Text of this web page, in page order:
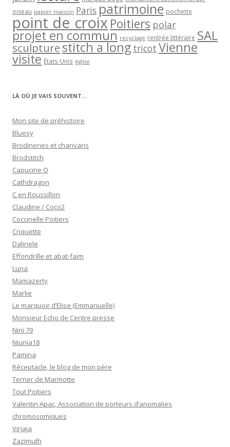
oiseau papier maison Paris patrimoine pochette
point de croixPoitiers polar
projet en commun recyclage rentrée littéraire SAL
sculpturestitch a long tricot Vienne
visite États-Unis église
LÀ OÙ JE VAIS SOUVENT…
Mon site de préhistoire
Bluesy
Brodineries et charivaris
Brodstitch
Capucine O
Cathdragon
C en Roussillon
Claudine / Coco2
Coccinelle Poitiers
Criquette
Dalinele
Effondrille et abat-faim
Luna
Mamazerty
Marlie
Le marquoir d’Elise (Emmanuelle)
Monsieur Echo de Centre presse
Nini 79
Niunia18
Pamina
Réceptacle, le blog de mon père
Terrier de Marmotte
Tout Poitiers
Valentin Apac, Association de porteurs d’anomalies
chromosomiques
Virjaja
Zazimuth